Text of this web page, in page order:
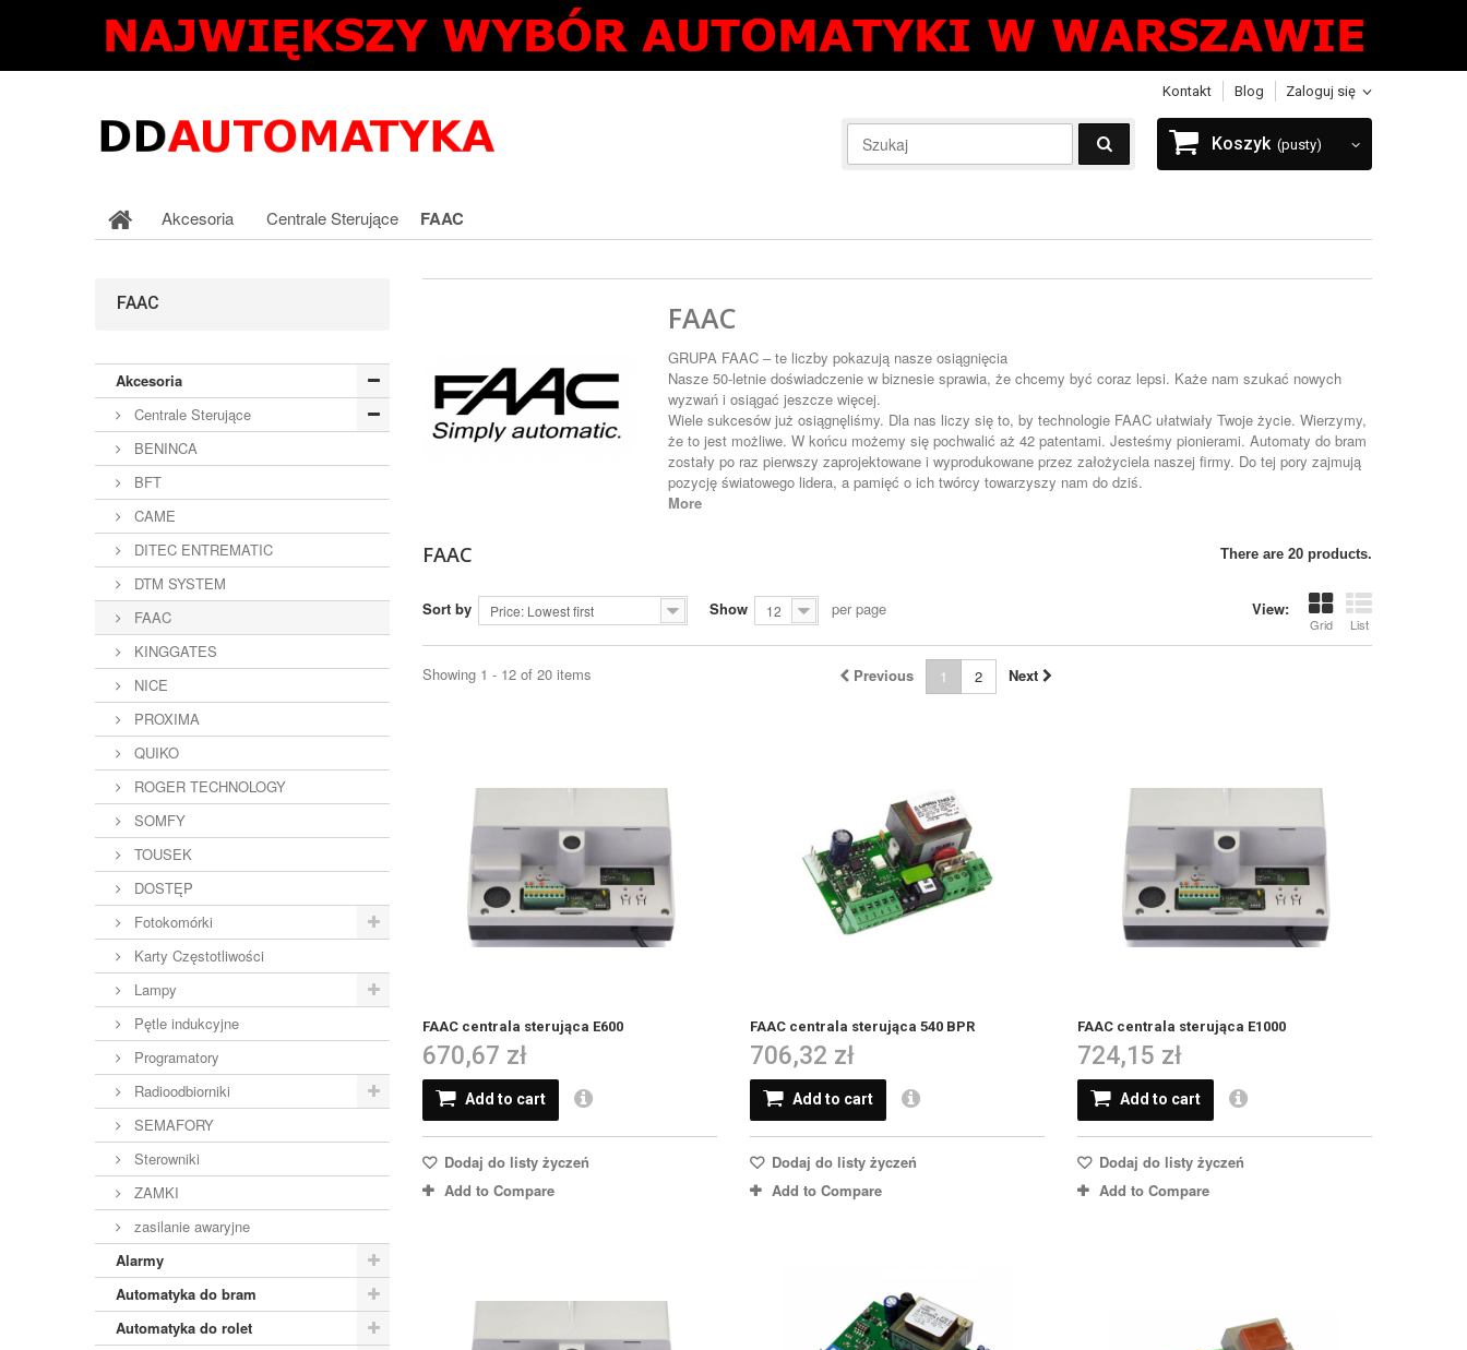
Zaloguj się
Kontakt Blog
Koszyk (pusty)
Akcesoria Centrale Sterujące FAAC
FAAC
GRUPA FAAC – te liczby pokazują nasze osiągnięcia
Nasze 50-letnie doświadczenie w biznesie sprawia, że chcemy być coraz lepsi. Każe nam szukać nowych
wyzwań i osiągać jeszcze więcej.
Wiele sukcesów już osiągnęliśmy. Dla nas liczy się to, by technologie FAAC ułatwiały Twoje życie. Wierzymy,
że to jest możliwe. W końcu możemy się pochwalić aż 42 patentami. Jesteśmy pionierami. Automaty do bram
zostały po raz pierwszy zaprojektowane i wyprodukowane przez założyciela naszej firmy. Do tej pory zajmują
pozycję światowego lidera, a pamięć o ich twórcy towarzyszy nam do dziś.
More
FAAC There are 20 products.
View:
Grid List
Sort by Price: Lowest first Show 12 per page
Previous 1 2 Next
Showing 1 - 12 of 20 items
FAAC centrala sterująca E600
670,67 zł
Add to cart
Dodaj do listy życzeń
Add to Compare
FAAC centrala sterująca 540 BPR
706,32 zł
Add to cart
Dodaj do listy życzeń
Add to Compare
FAAC centrala sterująca E1000
724,15 zł
Add to cart
Dodaj do listy życzeń
Add to Compare
FAAC
Akcesoria
Centrale Sterujące
BENINCA
BFT
CAME
DITEC ENTREMATIC
DTM SYSTEM
FAAC
KINGGATES
NICE
PROXIMA
QUIKO
ROGER TECHNOLOGY
SOMFY
TOUSEK
DOSTĘP
Fotokomórki
Karty Częstotliwości
Lampy
Pętle indukcyjne
Programatory
Radioodbiorniki
SEMAFORY
Sterowniki
ZAMKI
zasilanie awaryjne
Alarmy
Automatyka do bram
Automatyka do rolet